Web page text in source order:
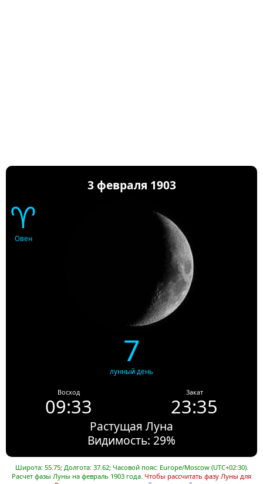
3 февраля 1903
♈
Овен
7
лунный день
Восход
09:33
Закат
23:35
Растущая Луна
Видимость: 29%
Широта: 55.75; Долгота: 37.62; Часовой пояс: Europe/Moscow (UTC+02:30).
Расчет фазы Луны на февраль 1903 года. Чтобы рассчитать фазу Луны для